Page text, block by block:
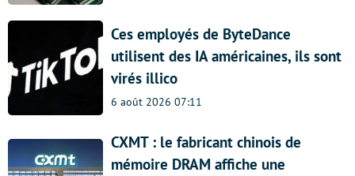
Ces employés de ByteDance
utilisent des IA américaines, ils sont
virés illico
6 août 2026 07:11
CXMT : le fabricant chinois de
mémoire DRAM affiche une